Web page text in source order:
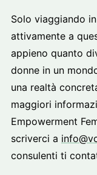
Solo viaggiando
attivamente a
appieno quanto
donne in un
una realtà
maggiori
Empowerment
scriverci a
consulenti ti